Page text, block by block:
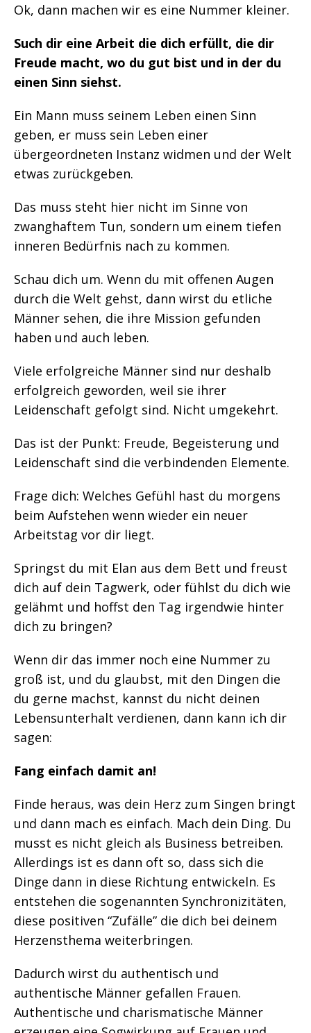
Ok, dann machen wir es eine Nummer kleiner.
Such dir eine Arbeit die dich erfüllt, die dir
Freude macht, wo du gut bist und in der du
einen Sinn siehst.
Ein Mann muss seinem Leben einen Sinn
geben, er muss sein Leben einer
übergeordneten Instanz widmen und der Welt
etwas zurückgeben.
Das muss steht hier nicht im Sinne von
zwanghaftem Tun, sondern um einem tiefen
inneren Bedürfnis nach zu kommen.
Schau dich um. Wenn du mit offenen Augen
durch die Welt gehst, dann wirst du etliche
Männer sehen, die ihre Mission gefunden
haben und auch leben.
Viele erfolgreiche Männer sind nur deshalb
erfolgreich geworden, weil sie ihrer
Leidenschaft gefolgt sind. Nicht umgekehrt.
Das ist der Punkt: Freude, Begeisterung und
Leidenschaft sind die verbindenden Elemente.
Frage dich: Welches Gefühl hast du morgens
beim Aufstehen wenn wieder ein neuer
Arbeitstag vor dir liegt.
Springst du mit Elan aus dem Bett und freust
dich auf dein Tagwerk, oder fühlst du dich wie
gelähmt und hoffst den Tag irgendwie hinter
dich zu bringen?
Wenn dir das immer noch eine Nummer zu
groß ist, und du glaubst, mit den Dingen die
du gerne machst, kannst du nicht deinen
Lebensunterhalt verdienen, dann kann ich dir
sagen:
Fang einfach damit an!
Finde heraus, was dein Herz zum Singen bringt
und dann mach es einfach. Mach dein Ding. Du
musst es nicht gleich als Business betreiben.
Allerdings ist es dann oft so, dass sich die
Dinge dann in diese Richtung entwickeln. Es
entstehen die sogenannten Synchronizitäten,
diese positiven “Zufälle” die dich bei deinem
Herzensthema weiterbringen.
Dadurch wirst du authentisch und
authentische Männer gefallen Frauen.
Authentische und charismatische Männer